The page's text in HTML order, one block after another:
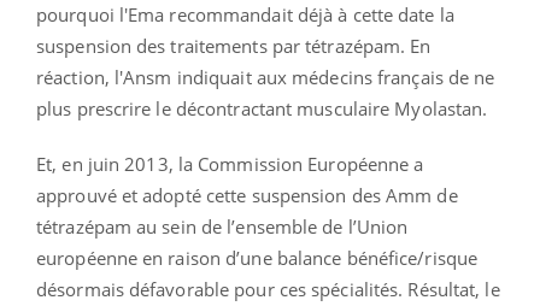
pourquoi l'Ema recommandait déjà à cette date la
suspension des traitements par tétrazépam. En
réaction, l'Ansm indiquait aux médecins français de ne
plus prescrire le décontractant musculaire Myolastan.
Et, en juin 2013, la Commission Européenne a
approuvé et adopté cette suspension des Amm de
tétrazépam au sein de l’ensemble de l’Union
européenne en raison d’une balance bénéfice/risque
désormais défavorable pour ces spécialités. Résultat, le